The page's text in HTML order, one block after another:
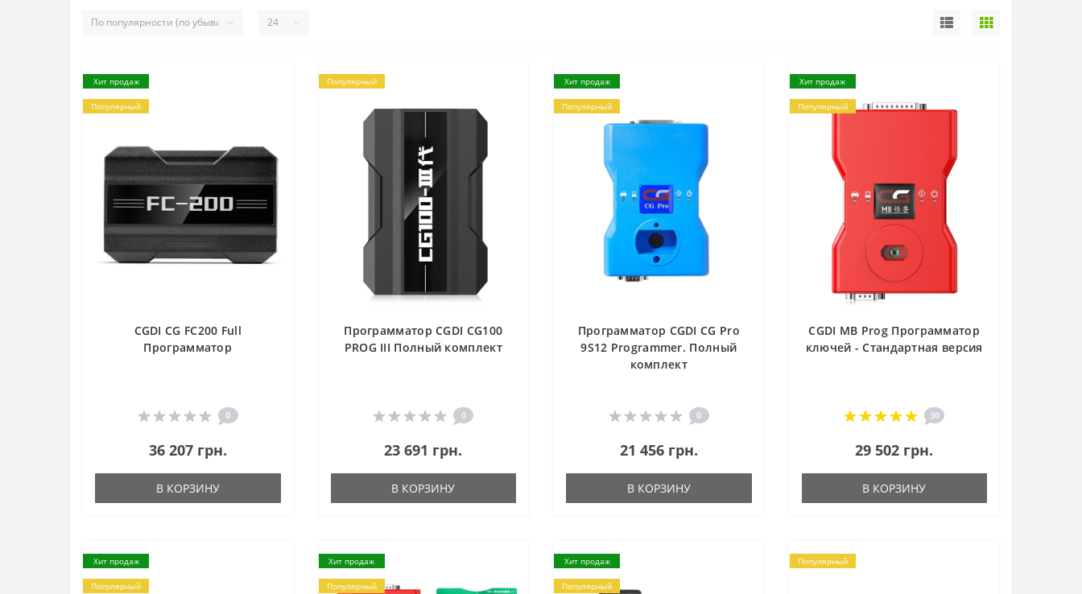
Хит продаж
Популярный
CGDI CG FC200 Full
Программатор
0
36 207 грн.
В КОРЗИНУ
Популярный
Программатор CGDI CG100
PROG III Полный комплект
0
23 691 грн.
В КОРЗИНУ
Хит продаж
Популярный
Программатор CGDI CG Pro
9S12 Programmer. Полный
комплект
0
21 456 грн.
В КОРЗИНУ
Хит продаж
Популярный
CGDI MB Prog Программатор
ключей - Стандартная версия
30
29 502 грн.
В КОРЗИНУ
Хит продаж
Популярный
Хит продаж
Популярный
Хит продаж
Популярный
Популярный